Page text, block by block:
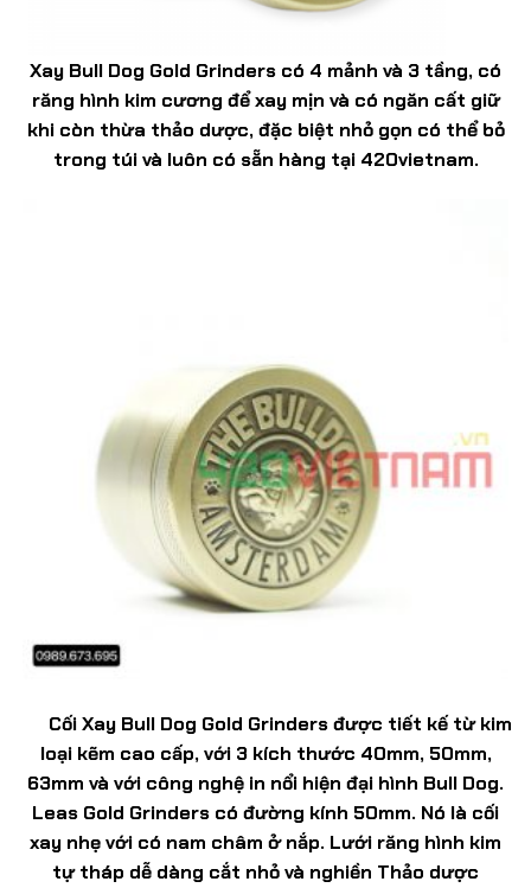
Xay Bull Dog Gold Grinders có 4 mảnh và 3 tầng, có
răng hình kim cương để xay mịn và có ngăn cất giữ
khi còn thừa thảo dược, đặc biệt nhỏ gọn có thể bỏ
trong túi và luôn có sẵn hàng tại420vietnam.
Cối Xay Bull Dog Gold Grindersđược tiết kế từ kim
loại kẽm cao cấp, với 3 kích thước 40mm, 50mm,
63mm và với công nghệ in nổi hiện đại hình Bull Dog.
Leas Gold Grinders có đường kính 50mm. Nó là cối
xay nhẹ với có nam châm ở nắp. Lưới răng hình kim
tự tháp dễ dàng cắt nhỏ và nghiền Thảo dược